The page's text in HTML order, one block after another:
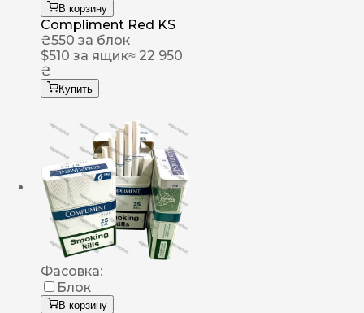
В корзину
Compliment Red KS
₴550 за блок
$510 за ящик≈ 22 950
₴
Купить
Фасовка:
Блок
В корзину